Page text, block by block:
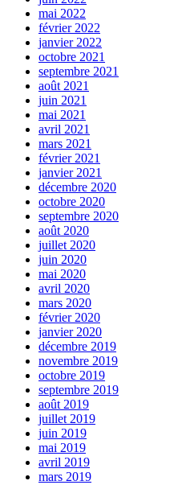
mai 2022
février 2022
janvier 2022
octobre 2021
septembre 2021
août 2021
juin 2021
mai 2021
avril 2021
mars 2021
février 2021
janvier 2021
décembre 2020
octobre 2020
septembre 2020
août 2020
juillet 2020
juin 2020
mai 2020
avril 2020
mars 2020
février 2020
janvier 2020
décembre 2019
novembre 2019
octobre 2019
septembre 2019
août 2019
juillet 2019
juin 2019
mai 2019
avril 2019
mars 2019